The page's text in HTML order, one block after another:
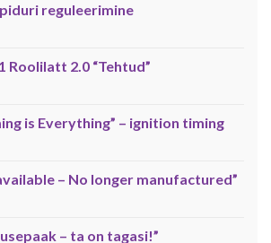
reguleerimine
Roolilatt 2.0 “Tehtud”
is Everything” – ignition timing
– No longer manufactured”
– ta on tagasi!”